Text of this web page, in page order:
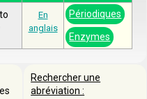
En
anglais
Périodiques
Enzymes
Rechercher une
abréviation :